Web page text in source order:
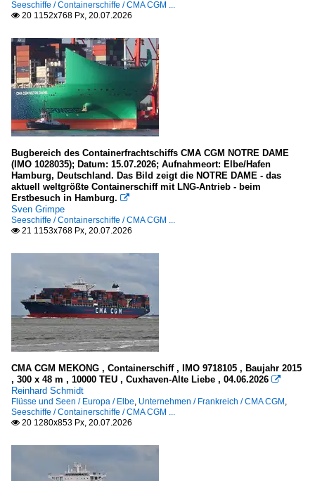
Hamburg
Frankreich
Le Havre
Rouen
Niederlande
Rotterdam
Seeschiffe
D
E
J
O
Sonstiges
Schiffsdetails
2020
2021
2022
2023
2024
2025
2026
Seeschiffe / Containerschiffe / CMA CGM ...
 20 1152x768 Px, 20.07.2026
Bugbereich des Containerfrachtschiffs CMA CGM NOTRE DAME
(IMO 1028035); Datum: 15.07.2026; Aufnahmeort: Elbe/Hafen
Hamburg, Deutschland. Das Bild zeigt die NOTRE DAME - das
aktuell weltgrößte Containerschiff mit LNG-Antrieb - beim
Erstbesuch in Hamburg. 
Sven Grimpe
Seeschiffe / Containerschiffe / CMA CGM ...
 21 1153x768 Px, 20.07.2026
CMA CGM MEKONG , Containerschiff , IMO 9718105 , Baujahr 2015
, 300 x 48 m , 10000 TEU , Cuxhaven-Alte Liebe , 04.06.2026 
Reinhard Schmidt
Flüsse und Seen / Europa / Elbe, Unternehmen / Frankreich / CMA CGM ,
Seeschiffe / Containerschiffe / CMA CGM ...
 20 1280x853 Px, 20.07.2026